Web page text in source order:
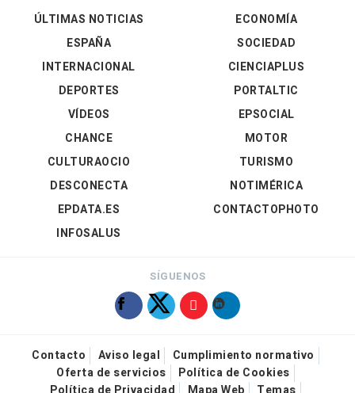
ÚLTIMAS NOTICIAS
ESPAÑA
INTERNACIONAL
DEPORTES
VÍDEOS
ECONOMÍA
SOCIEDAD
CIENCIAPLUS
PORTALTIC
EPSOCIAL
CHANCE
CULTURAOCIO
DESCONECTA
EPDATA.ES
INFOSALUS
MOTOR
TURISMO
NOTIMÉRICA
CONTACTOPHOTO
SÍGUENOS
Contacto Aviso legal
Cumplimiento normativo
Oferta de servicios
Política de Cookies